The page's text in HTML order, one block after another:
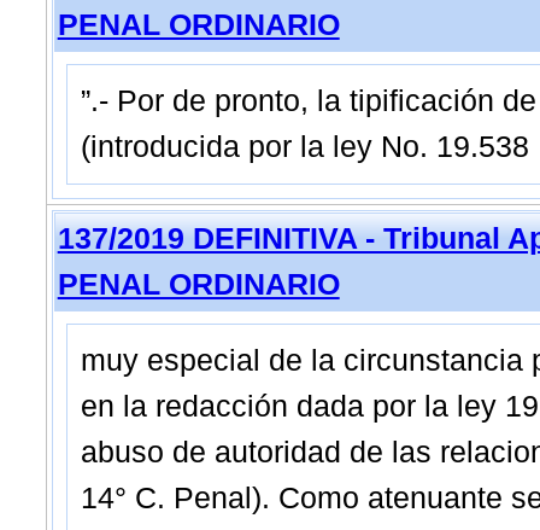
PENAL ORDINARIO
”.- Por de pronto, la tipificación
(introducida por la ley No. 19.538
137/2019 DEFINITIVA - Tribunal
PENAL ORDINARIO
muy especial de la circunstancia
en la redacción dada por la ley
abuso de autoridad de las
14° C. Penal). Como atenuante